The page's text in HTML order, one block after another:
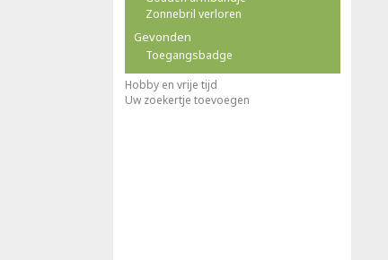
Zonnebril verloren
Gevonden
Toegangsbadge
Hobby en vrije tijd
Uw zoekertje toevoegen